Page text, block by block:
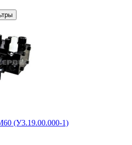
(У3.19.00.000-1)